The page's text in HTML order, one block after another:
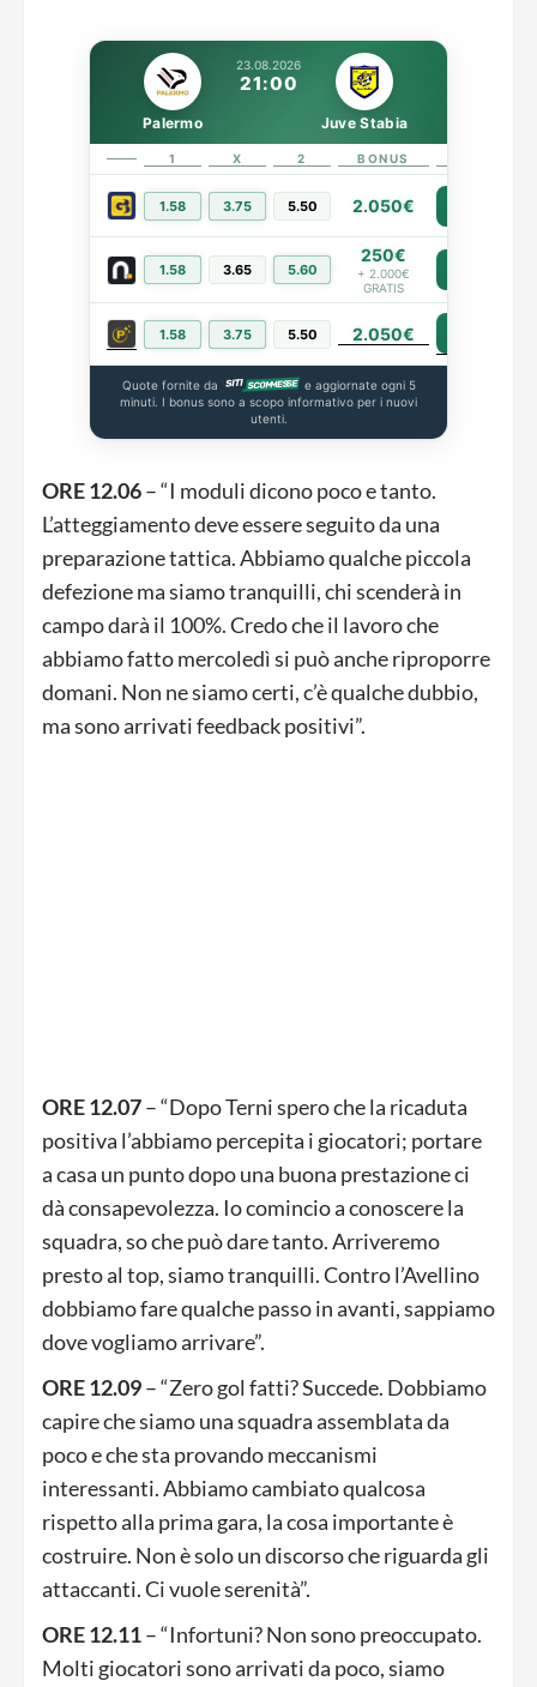
23.08.2026
21:00
Palermo Juve Stabia
1 X 2 BONUS
1.58 3.75 5.50 2.050€
1.58 3.65 5.60
250€
+ 2.000€
GRATIS
1.58 3.75 5.50 2.050€
Quote fornite da
e aggiornate ogni 5
minuti. I bonus sono a scopo informativo per i nuovi
utenti.
ORE 12.06– “I moduli dicono poco e tanto.
L’atteggiamento deve essere seguito da una
preparazione tattica. Abbiamo qualche piccola
defezione ma siamo tranquilli, chi scenderà in
campo darà il 100%. Credo che il lavoro che
abbiamo fatto mercoledì si può anche riproporre
domani. Non ne siamo certi, c’è qualche dubbio,
ma sono arrivati feedback positivi”.
ORE 12.07– “Dopo Terni spero che la ricaduta
positiva l’abbiamo percepita i giocatori; portare
a casa un punto dopo una buona prestazione ci
dà consapevolezza. Io comincio a conoscere la
squadra, so che può dare tanto. Arriveremo
presto al top, siamo tranquilli. Contro l’Avellino
dobbiamo fare qualche passo in avanti, sappiamo
dove vogliamo arrivare”.
ORE 12.09– “Zero gol fatti? Succede. Dobbiamo
capire che siamo una squadra assemblata da
poco e che sta provando meccanismi
interessanti. Abbiamo cambiato qualcosa
rispetto alla prima gara, la cosa importante è
costruire. Non è solo un discorso che riguarda gli
attaccanti. Ci vuole serenità”.
ORE 12.11– “Infortuni? Non sono preoccupato.
Molti giocatori sono arrivati da poco, siamo